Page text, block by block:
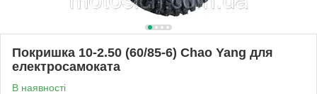
Покришка 10-2.50 (60/85-6) Chao Yang для
електросамоката
В наявності